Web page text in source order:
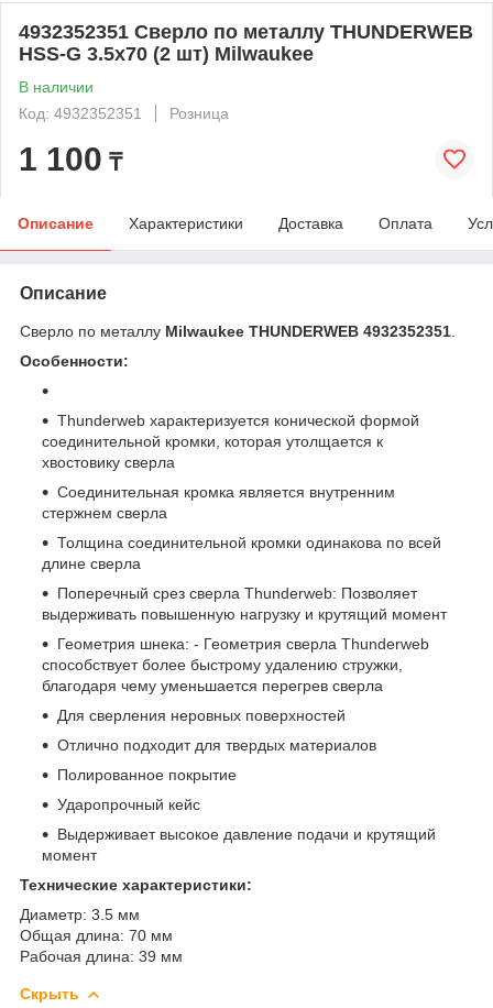
4932352351 Сверло по металлу THUNDERWEB
HSS-G 3.5x70 (2 шт) Milwaukee
В наличии
Код: 4932352351
Розница
1 100 ₸
Описание Характеристики Доставка Оплата
Описание
Сверло по металлу Milwaukee THUNDERWEB 4932352351
Особенности:
Thunderweb характеризуется конической формой
соединительной кромки, которая утолщается к
хвостовику сверла
Соединительная кромка является внутренним
стержнем сверла
Толщина соединительной кромки одинакова по всей
длине сверла
Поперечный срез сверла Thunderweb: Позволяет
выдерживать повышенную нагрузку и крутящий момент
Геометрия шнека: - Геометрия сверла Thunderweb
способствует более быстрому удалению стружки,
благодаря чему уменьшается перегрев сверла
Для сверления неровных поверхностей
Отлично подходит для твердых материалов
Полированное покрытие
Ударопрочный кейс
Выдерживает высокое давление подачи и крутящий
момент
Технические характеристики:
Диаметр: 3.5 мм
Общая длина: 70 мм
Рабочая длина: 39 мм
Скрыть